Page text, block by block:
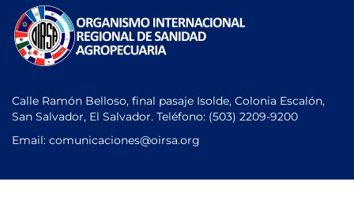
Calle Ramón Belloso, final pasaje Isolde, Colonia Escalón,
San Salvador, El Salvador. Teléfono: (503) 2209-9200
Email: comunicaciones@oirsa.org